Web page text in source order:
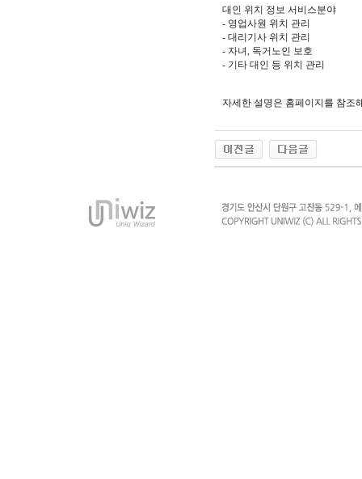
대인 위치 정보 서비스분야
- 영업사원 위치 관리
- 대리기사 위치 관리
- 자녀, 독거노인 보호
- 기타 대인 등 위치 관리
자세한 설명은 홈페이지를 참조